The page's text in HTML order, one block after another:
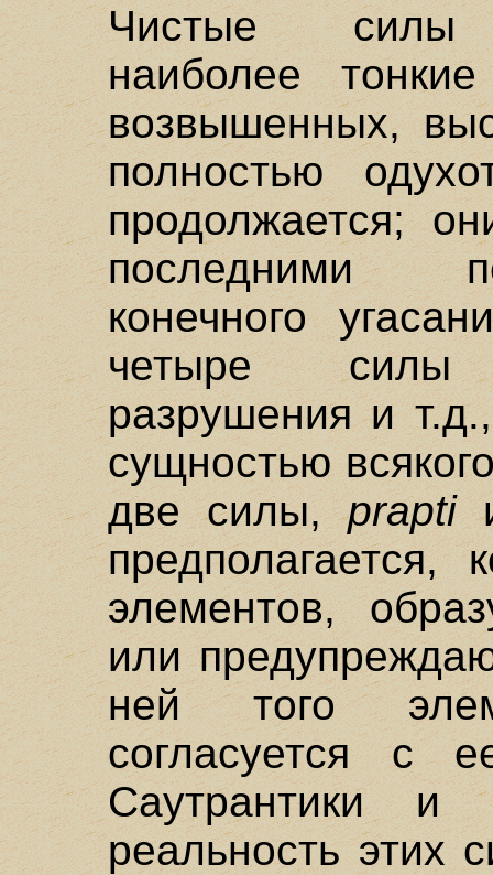
Чистые
наиболее
возвышенных,
полностью
продолжается;
последними
конечного
четыре силы
разрушения и
сущностью
две силы,prapti
предполагается,
элементов,
или
ней того
согласуется с
Саутрантики и
реальность этих